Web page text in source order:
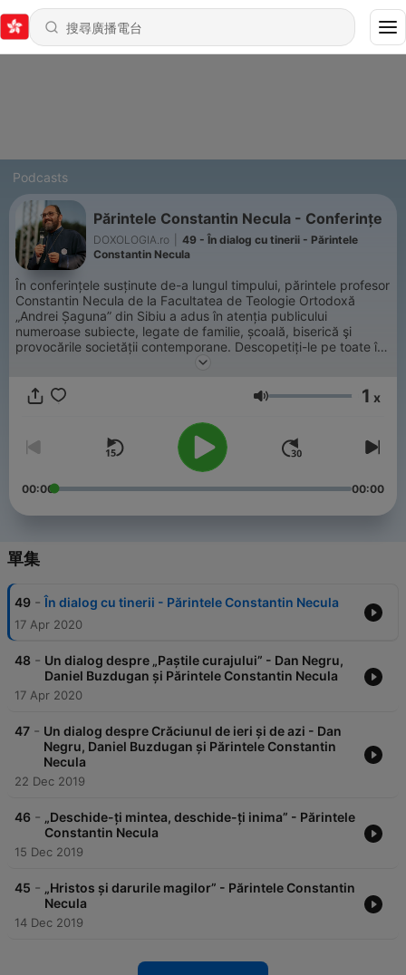
Podcasts
Părintele Constantin Necula - Conferințe
DOXOLOGIA.ro
49 - În dialog cu tinerii - Părintele
Constantin Necula
În conferințele susținute de-a lungul timpului, părintele profesor
Constantin Necula de la Facultatea de Teologie Ortodoxă
„Andrei Șaguna” din Sibiu a adus în atenția publicului
numeroase subiecte, legate de familie, școală, biserică şi
provocările societății contemporane. Descopetiți-le pe toate în
noul nostru playlist de Spotify, apoi dați-le de veste și
音量 1 x
00:00 00:00
單集
49 - În dialog cu tinerii - Părintele Constantin Necula
17 Apr 2020
48 - Un dialog despre „Paștile curajului” - Dan Negru,
Daniel Buzdugan și Părintele Constantin Necula
17 Apr 2020
47 - Un dialog despre Crăciunul de ieri și de azi - Dan
Negru, Daniel Buzdugan și Părintele Constantin
Necula
22 Dec 2019
46 - „Deschide-ți mintea, deschide-ți inima” - Părintele
Constantin Necula
15 Dec 2019
45 - „Hristos și darurile magilor” - Părintele Constantin
Necula
14 Dec 2019